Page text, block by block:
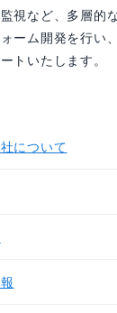
視など、多層的
ーム開発を行い
トいたします。
について